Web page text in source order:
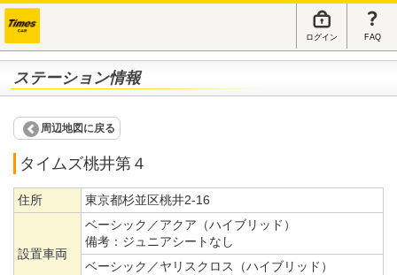
ログイン FAQ
ステーション情報
周辺地図に戻る
タイムズ桃井第４
住所 東京都杉並区桃井2-16
設置車両
ベーシック／アクア（ハイブリッド）
備考： ジュニアシートなし
ベーシック／ヤリスクロス（ハイブリッド）